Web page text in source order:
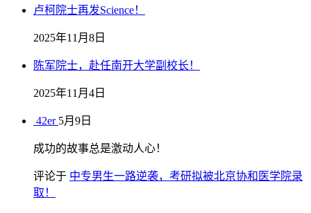
卢柯院士再发Science！
2025年11月8日
陈军院士，赴任南开大学副校长！
2025年11月4日
42er 5月9日
成功的故事总是激动人心！
评论于 中专男生一路逆袭，考研拟被北京协和医学院录
取！